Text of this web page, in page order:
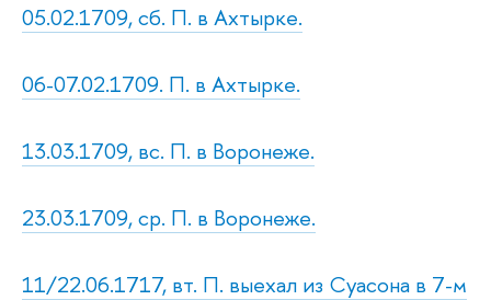
05.02.1709, сб. П. в Ахтырке.
06-07.02.1709. П. в Ахтырке.
13.03.1709, вс. П. в Воронеже.
23.03.1709, ср. П. в Воронеже.
11/22.06.1717, вт. П. выехал из Суасона в 7-м